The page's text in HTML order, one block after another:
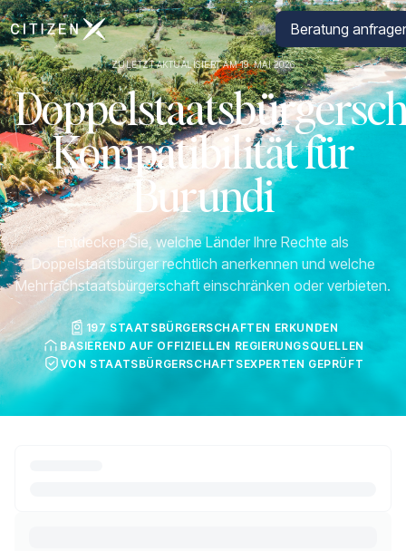
Zur Startseite von CitizenX Beratung
ZULETZT AKTUALISIERT AM 19. MAI 2026
Kompatibilität für
Burundi
Entdecken Sie, welche Länder Ihre Rechte als
Doppelstaatsbürger rechtlich anerkennen und welche
Mehrfachstaatsbürgerschaft einschränken oder verbieten.
197 STAATSBÜRGERSCHAFTEN ERKUNDEN
BASIEREND AUF OFFIZIELLEN REGIERUNGSQUELLEN
VON STAATSBÜRGERSCHAFTSEXPERTEN GEPRÜFT